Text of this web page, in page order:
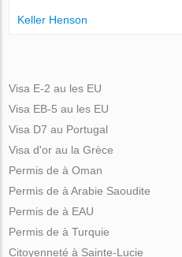
Keller Henson
Visa E-2 au les EU
Visa EB-5 au les EU
Visa D7 au Portugal
Visa d'or au la Grèce
Permis de à Oman
Permis de à Arabie Saoudite
Permis de à EAU
Permis de à Turquie
Citoyenneté à Sainte-Lucie